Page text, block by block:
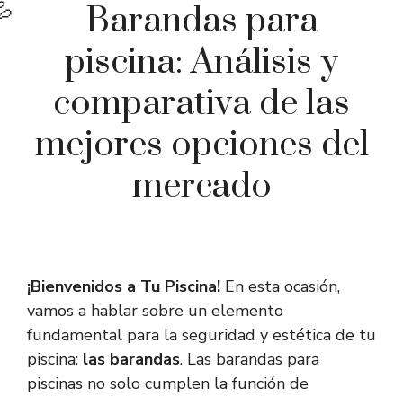
Barandas para
piscina: Análisis y
comparativa de las
mejores opciones del
mercado
¡Bienvenidos a Tu Piscina! En esta ocasión,
vamos a hablar sobre un elemento
fundamental para la seguridad y estética de tu
piscina: las barandas. Las barandas para
piscinas no solo cumplen la función de